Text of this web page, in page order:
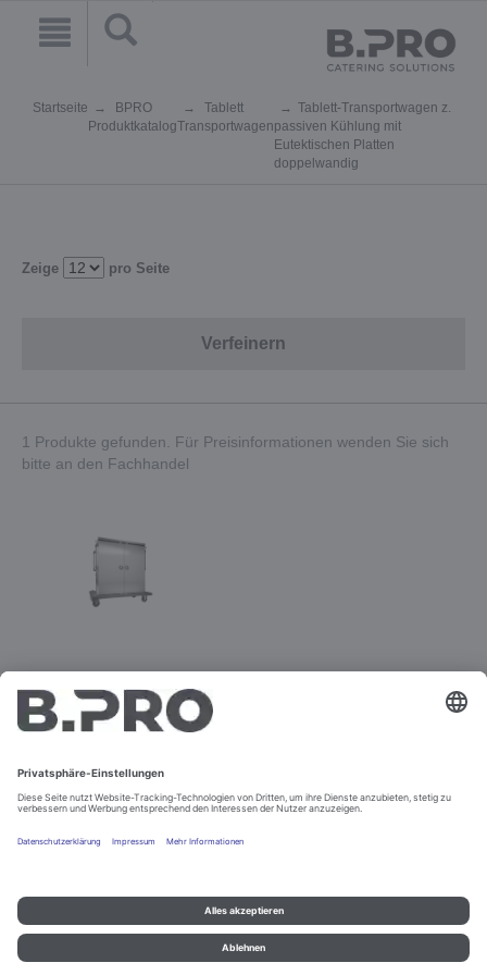
Startseite
BPRO
Produktkatalog
Tablett
Transportwagen
Tablett-Transportwagen z.
passiven Kühlung mit
Eutektischen Platten
doppelwandig
Zeige pro Seite
Verfeinern
1 Produkte gefunden. Für Preisinformationen wenden Sie sich
bitte an den Fachhandel
Best.-Nr. 575584
Impressum und Datenschutz Kontakt
Rechtliche Hinweise
© B.PRO Catering Solutions 2022